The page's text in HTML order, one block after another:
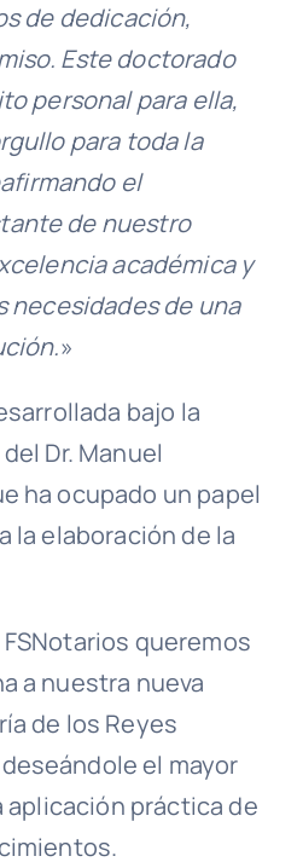
de dedicación,
Este doctorado
personal para ella,
para toda la
el
de nuestro
académica y
necesidades de una
»
bajo la
Dr. Manuel
ha ocupado un papel
la elaboración de la
queremos
a nuestra nueva
de los Reyes
el mayor
aplicación práctica de